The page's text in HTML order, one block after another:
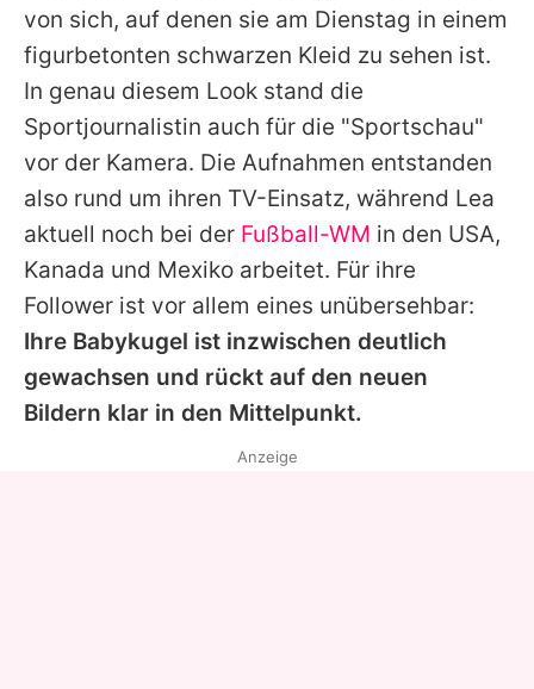
App runterladen
Team
Redaktionelle Richtlinien
Impressum
Datenschutzerklärung
Utiq verwalten
von sich, auf denen sie am Dienstag in einem
figurbetonten schwarzen Kleid zu sehen ist.
In genau diesem Look stand die
Sportjournalistin auch für die "Sportschau"
vor der Kamera. Die Aufnahmen entstanden
also rund um ihren TV-Einsatz, während Lea
aktuell noch bei der Fußball-WM in den USA,
Kanada und Mexiko arbeitet. Für ihre
Follower ist vor allem eines unübersehbar:
Ihre Babykugel ist inzwischen deutlich
gewachsen und rückt auf den neuen
Bildern klar in den Mittelpunkt.
Anzeige